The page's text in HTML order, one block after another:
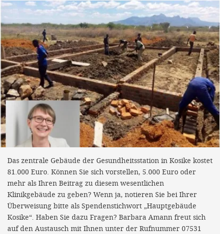
Das zentrale Gebäude der Gesundheitsstation in Kosike kostet
81.000 Euro. Können Sie sich vorstellen, 5.000 Euro oder
mehr als Ihren Beitrag zu diesem wesentlichen
Klinikgebäude zu geben? Wenn ja, notieren Sie bei Ihrer
Überweisung bitte als Spendenstichwort „Hauptgebäude
Kosike“. Haben Sie dazu Fragen? Barbara Amann freut sich
auf den Austausch mit Ihnen unter der Rufnummer 07531